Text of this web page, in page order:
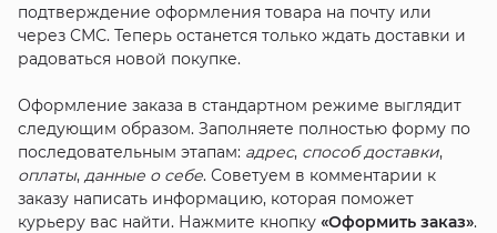
подтверждение оформления товара на почту или
через СМС. Теперь останется только ждать доставки и
радоваться новой покупке.
Оформление заказа в стандартном режиме выглядит
следующим образом. Заполняете полностью форму по
последовательным этапам: адрес, способ доставки,
оплаты, данные о себе. Советуем в комментарии к
заказу написать информацию, которая поможет
курьеру вас найти. Нажмите кнопку «Оформить заказ».